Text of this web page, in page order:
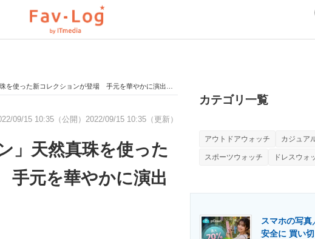
スマホと通信の最新トレンド 進化するPCとデバイスの未来
企業ITのトレンドを詳説 経営リーダーのコミュニティ
った新コレクションが登場 手元を華やかに演出するウォッチ
09/15 10:35（公開） 2022/09/15 10:35（更新）
」天然真珠を使った
元を華やかに演出
カテゴリ一覧
アウトドアウォッチ カジュア
スポーツウォッチ ドレスウォ
スマホの写
安全に 買い